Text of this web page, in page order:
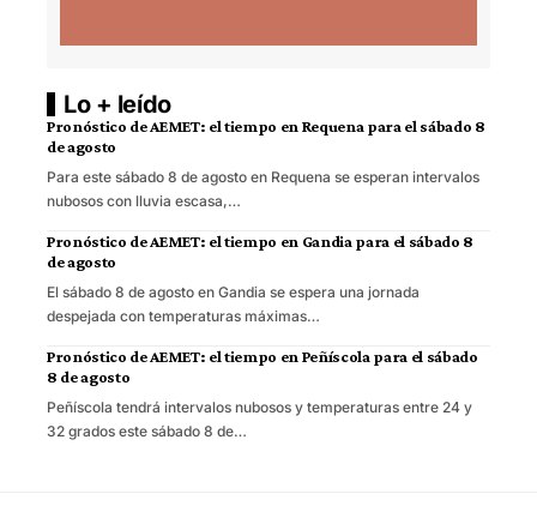
Lo + leído
Pronóstico de AEMET: el tiempo en Requena para el sábado 8
de agosto
Para este sábado 8 de agosto en Requena se esperan intervalos
nubosos con lluvia escasa,…
Pronóstico de AEMET: el tiempo en Gandia para el sábado 8
de agosto
El sábado 8 de agosto en Gandia se espera una jornada
despejada con temperaturas máximas…
Pronóstico de AEMET: el tiempo en Peñíscola para el sábado
8 de agosto
Peñíscola tendrá intervalos nubosos y temperaturas entre 24 y
32 grados este sábado 8 de…